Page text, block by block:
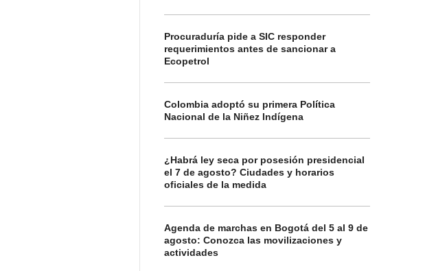
Procuraduría pide a SIC responder
requerimientos antes de sancionar a
Ecopetrol
Colombia adoptó su primera Política
Nacional de la Niñez Indígena
¿Habrá ley seca por posesión presidencial
el 7 de agosto? Ciudades y horarios
oficiales de la medida
Agenda de marchas en Bogotá del 5 al 9 de
agosto: Conozca las movilizaciones y
actividades